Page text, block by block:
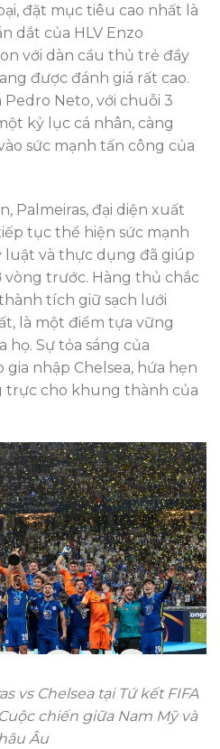
đặt mục tiêu cao nhất là
dắt của HLV Enzo
với dàn cầu thủ trẻ đầy
được đánh giá rất cao.
Neto, với chuỗi 3
kỷ lục cá nhân, càng
sức mạnh tấn công của
Palmeiras, đại diện xuất
tục thể hiện sức mạnh
luật và thực dụng đã giúp
vòng trước. Hàng thủ chắc
tích giữ sạch lưới
là một điểm tựa vững
họ. Sự tỏa sáng của
gia nhập Chelsea, hứa hẹn
trực cho khung thành của
vs Chelsea tại Tứ kết FIFA
chiến giữa Nam Mỹ và
Âu